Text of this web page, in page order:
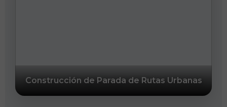
Construcción de Parada de Rutas Urbanas